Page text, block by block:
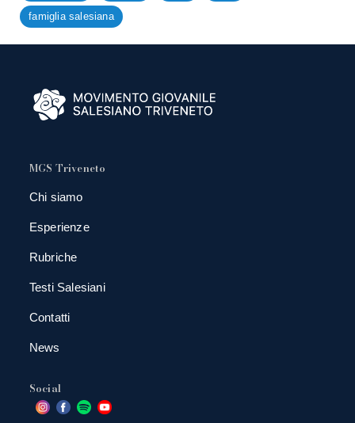
famiglia salesiana
MGS Triveneto
Chi siamo
Esperienze
Rubriche
Testi Salesiani
Contatti
News
Social